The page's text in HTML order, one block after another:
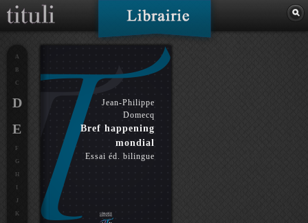
Jean-Philippe
Domecq
Bref happening
mondial
Essai éd. bilingue
A
B
C
D
E
F
G
H
J
K